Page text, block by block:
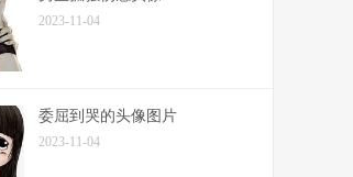
2023-11-04
委屈到哭的头像图片
2023-11-04